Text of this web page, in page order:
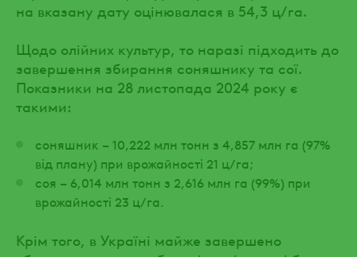
на вказану дату оцінювалася в 54,3 ц/га.
Щодо олійних культур, то наразі підходить до
завершення збирання соняшнику та сої.
Показники на 28 листопада 2024 року є
такими:
соняшник – 10,222 млн тонн з 4,857 млн га (97%
від плану) при врожайності 21 ц/га;
соя – 6,014 млн тонн з 2,616 млн га (99%) при
врожайності 23 ц/га.
Крім того, в Україні майже завершено